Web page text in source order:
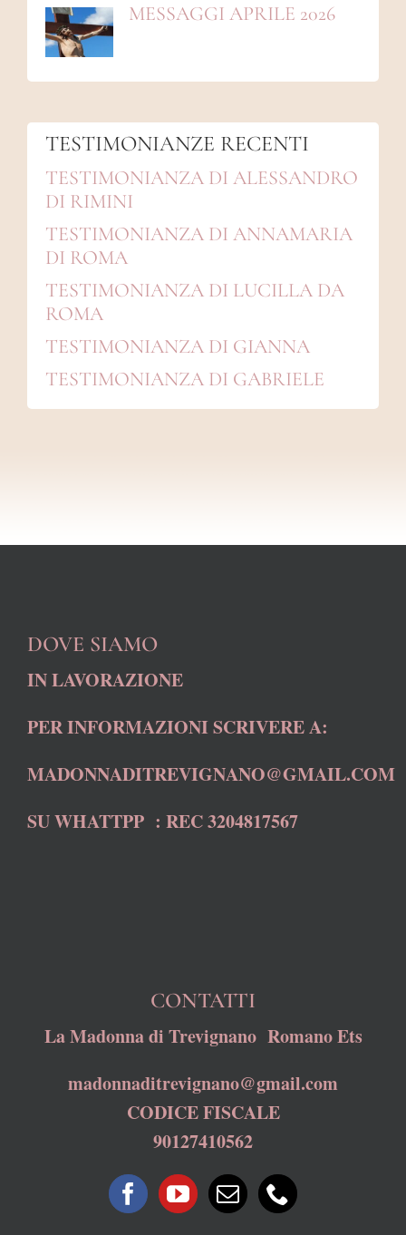
MESSAGGI APRILE 2026
TESTIMONIANZE RECENTI
TESTIMONIANZA DI ALESSANDRO
DI RIMINI
TESTIMONIANZA DI ANNAMARIA
DI ROMA
TESTIMONIANZA DI LUCILLA DA
ROMA
TESTIMONIANZA DI GIANNA
TESTIMONIANZA DI GABRIELE
DOVE SIAMO
IN LAVORAZIONE
PER INFORMAZIONI SCRIVERE A:
MADONNADITREVIGNANO@GMAIL.COM
SU WHATTPP : REC 3204817567
CONTATTI
La Madonna di Trevignano Romano Ets
madonnaditrevignano@gmail.com
CODICE FISCALE
90127410562